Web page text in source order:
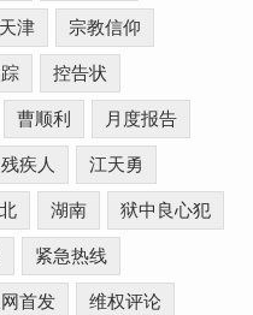
天津 宗教信仰
控告状
曹顺利 月度报告
残疾人 江天勇
湖南 狱中良心犯
紧急热线
首发 维权评论